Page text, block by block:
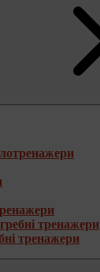
тренажери
тренажери